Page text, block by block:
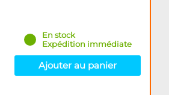
En stock
Expédition immédiate
Ajouter au panier